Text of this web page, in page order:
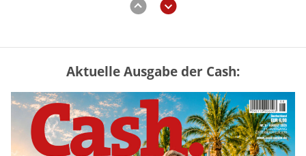
Mütterrente III Tabelle: So viel Renten-
Nachzahlung ist pro Kind möglich
mehr
Aktuelle Ausgabe der Cash: